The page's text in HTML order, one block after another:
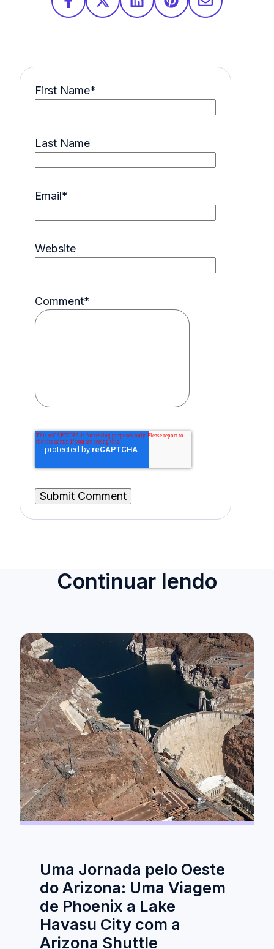
First Name*
Last Name
Email*
Website
Comment*
Continuar lendo
Uma Jornada pelo Oeste
do Arizona: Uma Viagem
de Phoenix a Lake
Havasu City com a
Arizona Shuttle